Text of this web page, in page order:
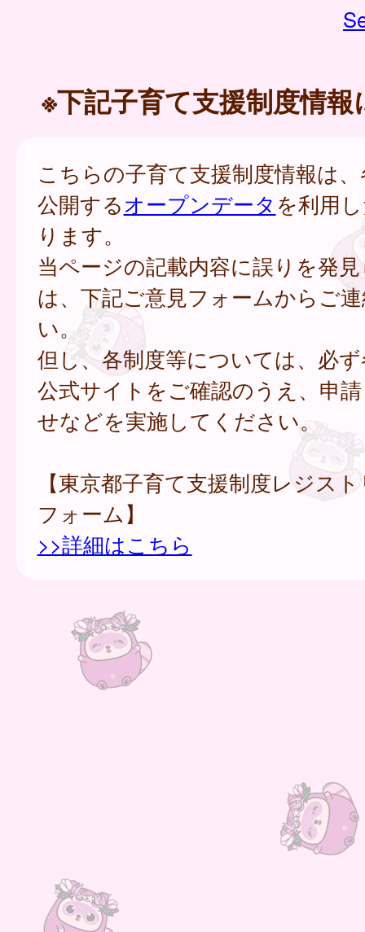
※下記子育て支援制度情
こちらの子育て支援制度情報は
公開するオープンデータ を利用
ります。
当ページの記載内容に誤りを発
は、下記ご意見フォームからご
い。
但し、各制度等については、必
公式サイトをご確認のうえ、申
せなどを実施してください。
【東京都子育て支援制度レジス
フォーム】
>>詳細はこちら